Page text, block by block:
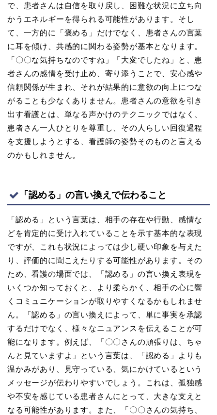
で、患者さんは自信を取り戻し、困難な状況に立ち向
かうエネルギーを得られる可能性があります。そし
て、一方的に「褒める」だけでなく、患者さんの言葉
に耳を傾け、共感的に関わる姿勢が基本となります。
「〇〇な気持ちなのですね」「大変でしたね」と、患
者さんの感情を受け止め、寄り添うことで、安心感や
信頼関係が生まれ、それが結果的に意欲の向上につな
がることも少なくありません。患者さんの意欲を引き
出す看護とは、単なる声かけのテクニックではなく、
患者さん一人ひとりを尊重し、その人らしい回復過程
を支援しようとする、看護師の姿勢そのものと言える
のかもしれません。
「認める」の言い換えで伝わること
「認める」という言葉は、相手の存在や行動、感情な
どを肯定的に受け入れていることを示す基本的な表現
ですが、これも状況によっては少し硬い印象を与えた
り、評価的に聞こえたりする可能性があります。その
ため、看護の場面では、「認める」の言い換え表現を
いくつか知っておくと、より柔らかく、相手の心に響
くコミュニケーションが取りやすくなるかもしれませ
ん。「認める」の言い換えによって、単に事実を承認
するだけでなく、様々なニュアンスを伝えることが可
能になります。例えば、「〇〇さんの頑張りは、ちゃ
んと見ていますよ」という言葉は、「認める」よりも
温かみがあり、見守っている、気にかけているという
メッセージが伝わりやすいでしょう。これは、孤独感
や不安を感じている患者さんにとって、大きな支えと
なる可能性があります。また、「〇〇さんの気持ち、